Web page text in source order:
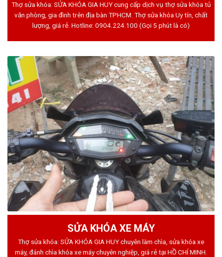
Thợ sửa khóa: SỬA KHÓA GIA HUY cung cấp dịch vụ thợ sửa khóa tủ
văn phòng, gia đình trên địa bàn TPHCM. Thợ sửa khóa Uy tín, chất
lượng, giá rẻ. Hotline: 0904.224.100 (Gọi 5 phút là có)
SỬA KHÓA XE MÁY
Thợ sửa khóa: SỬA KHÓA GIA HUY chuyên làm chìa, sửa khóa xe
máy, đánh chìa khóa xe máy chuyên nghiệp, giá rẻ tại HỒ CHÍ MINH.